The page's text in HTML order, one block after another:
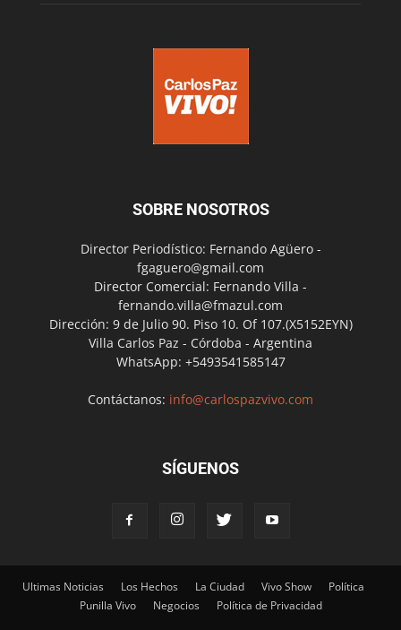
SOBRE NOSOTROS
Director Periodístico: Fernando Agüero -
fgaguero@gmail.com
Director Comercial: Fernando Villa -
fernando.villa@fmazul.com
Dirección: 9 de Julio 90. Piso 10. Of 107.(X5152EYN)
Villa Carlos Paz - Córdoba - Argentina
WhatsApp: +5493541585147
Contáctanos: info@carlospazvivo.com
SÍGUENOS
Ultimas Noticias Los Hechos La Ciudad Vivo Show
Política
Punilla Vivo
Negocios Política de Privacidad